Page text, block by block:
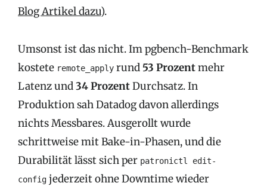
Blog Artikel dazu).
Umsonst ist das nicht. Im pgbench-Benchmark
kostete remote_apply rund 53 Prozentmehr
Latenz und34 ProzentDurchsatz. In
Produktion sah Datadog davon allerdings
nichts Messbares. Ausgerollt wurde
schrittweise mit Bake-in-Phasen, und die
Durabilität lässt sich per patronictl edit-
config jederzeit ohne Downtime wieder